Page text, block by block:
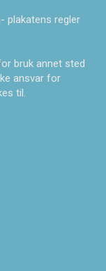
plakatens regler
bruk annet sted
ansvar for
til.